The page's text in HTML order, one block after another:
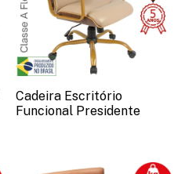
Cadeira Escritório
Funcional Presidente